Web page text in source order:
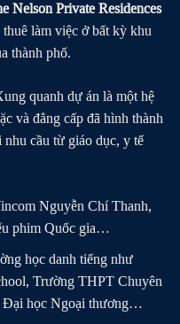
Nelson Private Residences
làm việc ở bất kỳ khu
thành phố.
quanh dự án là một hệ
và đẳng cấp đã hình thành
nhu cầu từ giáo dục, y tế
Nguyễn Chí Thanh,
phim Quốc gia…
học danh tiếng như
Trường THPT Chuyên
Đại học Ngoại thương…